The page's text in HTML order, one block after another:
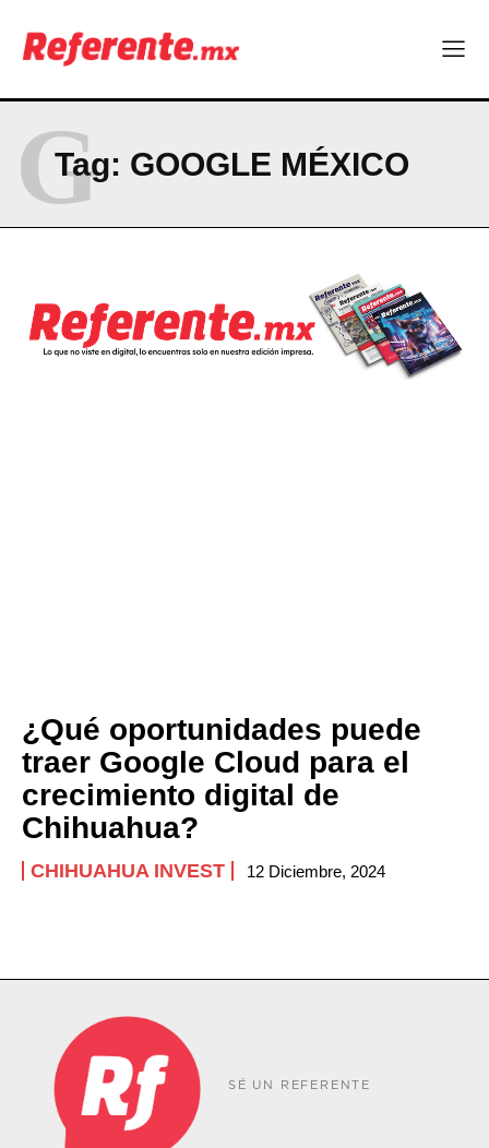
Company
ABOUT
CONTACT
PRIVACY POLICY
NEWSLETTER
Tag: GOOGLE MÉXICO
G
¿Qué oportunidades puede
traer Google Cloud para el
crecimiento digital de
Chihuahua?
CHIHUAHUA INVEST 12 Diciembre, 2024
SÉ UN REFERENTE